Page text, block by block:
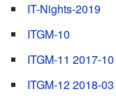
IT-Nights-2019
ITGM-10
ITGM-11 2017-10
ITGM-12 2018-03